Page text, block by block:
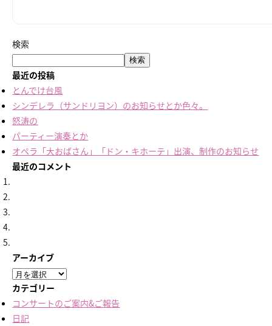
検索
検索
最近の投稿
とんでけ台風
シンデレラ（サンドリヨン）のお知らせとか色々。
怒涛の
パーティー演奏とか
オペラ「大おばさん」「ドン・キホーテ」出演、制作のお知らせ
最近のコメント
アーカイブ
ア
ー
カ
イ
カテゴリー
コンサートのご案内&ご報告
日記